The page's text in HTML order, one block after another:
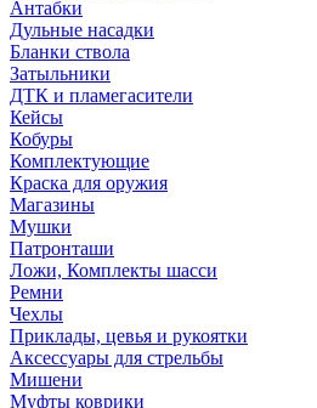
Антабки
Дульные насадки
Бланки ствола
Затыльники
ДТК и пламегасители
Кейсы
Кобуры
Комплектующие
Краска для оружия
Магазины
Мушки
Патронташи
Ложи, Комплекты шасси
Ремни
Чехлы
Приклады, цевья и рукоятки
Аксессуары для стрельбы
Мишени
Муфты коврики